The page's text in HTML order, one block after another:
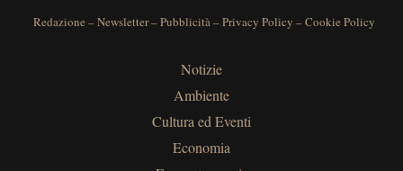
Redazione –Newsletter–Pubblicità –Privacy Policy –Cookie Policy
Notizie
Ambiente
Cultura ed Eventi
Economia